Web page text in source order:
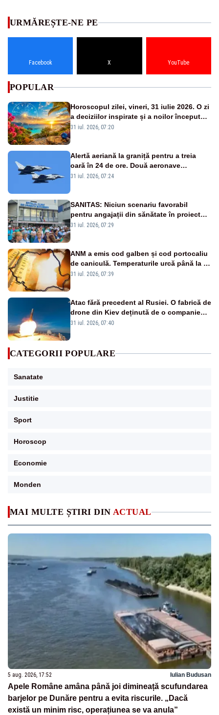
MAI MULTE ȘTIRI DIN ACTUAL
5 aug. 2026, 17:52 Iulian Budusan
Apele Române amâna până joi dimineață scufundarea
barjelor pe Dunăre pentru a evita riscurile. „Dacă
există un minim risc, operațiunea se va anula”
URMĂREȘTE-NE PE
Facebook X YouTube
POPULAR
Horoscopul zilei, vineri, 31 iulie 2026. O zi
a deciziilor inspirate și a noilor începuturi.
Vezi zodiile vizate
31 iul. 2026, 07:20
Alertă aeriană la graniță pentru a treia
oară în 24 de ore. Două aeronave
Eurofighter britanice au fost ridicate de la
31 iul. 2026, 07:24
SANITAS: Niciun scenariu favorabil
pentru angajații din sănătate în proiectul
Legii salarizării
31 iul. 2026, 07:29
ANM a emis cod galben și cod portocaliu
de caniculă. Temperaturile urcă până la 38
de grade, iar nopțile devin tropicale
31 iul. 2026, 07:39
Atac fără precedent al Rusiei. O fabrică de
drone din Kiev deținută de o companie
americană, distrusă de o rachetă
31 iul. 2026, 07:40
CATEGORII POPULARE
Sanatate
Justitie
Sport
Horoscop
Economie
Monden